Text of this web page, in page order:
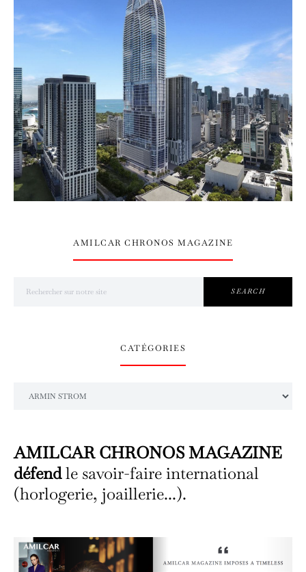
AMILCAR CHRONOS MAGAZINE
SEARCH
CATÉGORIES
AMILCAR CHRONOS MAGAZINE
défendle savoir-faire international
(horlogerie, joaillerie...).